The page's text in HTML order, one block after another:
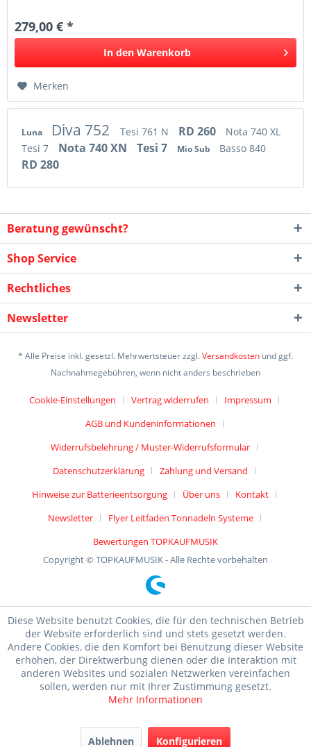
279,00 € *
In den Warenkorb
Merken
Luna Diva 752 Tesi 761 N RD 260
Nota 740 XL
Tesi 7
Nota 740 XN Tesi 7 Mio Sub Basso 840
RD 280
Beratung gewünscht?
Shop Service
Rechtliches
Newsletter
* Alle Preise inkl. gesetzl. Mehrwertsteuer zzgl.Versandkosten und ggf.
Nachnahmegebühren, wenn nicht anders beschrieben
Cookie-Einstellungen Vertrag widerrufen
Impressum
AGB und Kundeninformationen
Widerrufsbelehrung / Muster-Widerrufsformular
Datenschutzerklärung
Zahlung und Versand
Hinweise zur Batterieentsorgung
Über uns
Kontakt
Newsletter
Flyer Leitfaden Tonnadeln Systeme
Bewertungen TOPKAUFMUSIK
Copyright © TOPKAUFMUSIK - Alle Rechte vorbehalten
Diese Website benutzt Cookies, die für den technischen Betrieb
der Website erforderlich sind und stets gesetzt werden.
Andere Cookies, die den Komfort bei Benutzung dieser Website
erhöhen, der Direktwerbung dienen oder die Interaktion mit
anderen Websites und sozialen Netzwerken vereinfachen
sollen, werden nur mit Ihrer Zustimmung gesetzt.
Mehr Informationen
Ablehnen Konfigurieren